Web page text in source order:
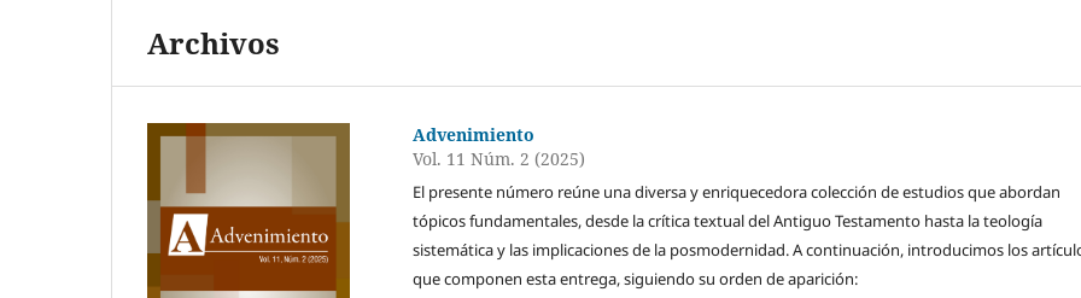
Archivos
Advenimiento
Vol. 11 Núm. 2 (2025)
El presente número reúne una diversa y enriquecedora colección de estudios que abordan
tópicos fundamentales, desde la crítica textual del Antiguo Testamento hasta la teología
sistemática y las implicaciones de la posmodernidad. A continuación, introducimos los
que componen esta entrega, siguiendo su orden de aparición: